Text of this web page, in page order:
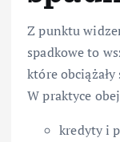
Z punktu
spadkowe to
które
W praktyce
kredyty i